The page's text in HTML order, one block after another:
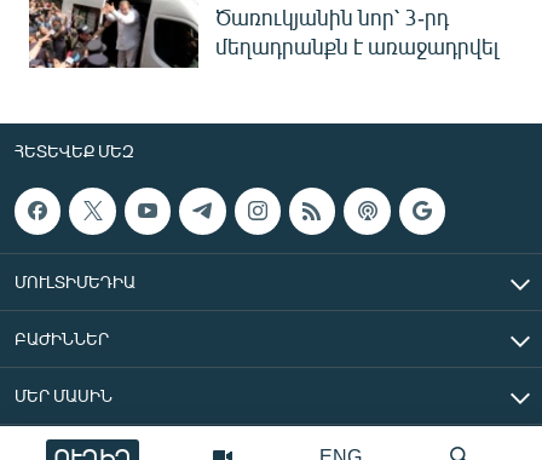
Ծառուկյանին նոր՝ 3-րդ
մեղադրանքն է առաջադրվել
ՀԵՏԵՎԵՔ ՄԵԶ
ՄՈՒԼՏԻՄԵԴԻԱ
ԲԱԺԻՆՆԵՐ
ՄԵՐ ՄԱՍԻՆ
«Ազատ Եվրոպա/Ազատություն» ռադիոկայան © 2026